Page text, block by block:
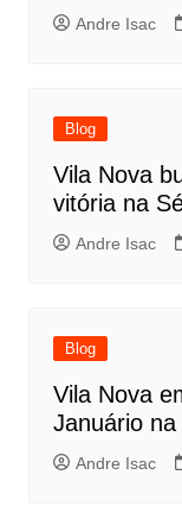
Andre Isac
Blog
Vila Nova
vitória na
Andre Isac
Blog
Vila Nova
Januário
Andre Isac